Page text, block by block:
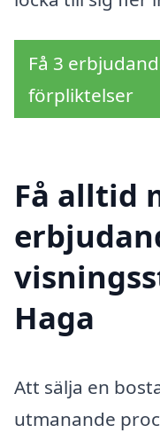
Få 3
förpliktelser
Få alltid
Haga
Att sälja en
utmanande